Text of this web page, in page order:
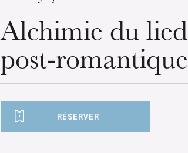
Alchimie du lied
post-romantique
RÉSERVER